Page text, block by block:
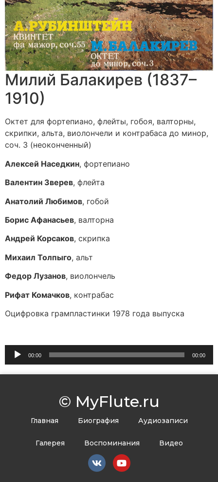
Милий Балакирев (1837–
1910)
Октет для фортепиано, флейты, гобоя, валторны,
скрипки, альта, виолончели и контрабаса до минор,
соч. 3 (неоконченный)
Алексей Наседкин, фортепиано
Валентин Зверев, флейта
Анатолий Любимов, гобой
Борис Афанасьев, валторна
Андрей Корсаков, скрипка
Михаил Толпыго, альт
Федор Лузанов, виолончель
Рифат Комачков, контрабас
Оцифровка грампластинки 1978 года выпуска
Аудиоплеер
00:00 00:00
© MyFlute.ru
Главная Биография Аудиозаписи
Галерея Воспоминания Видео